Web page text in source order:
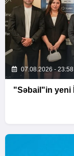
07.08.2026 - 23:58
"Səbail"in yeni